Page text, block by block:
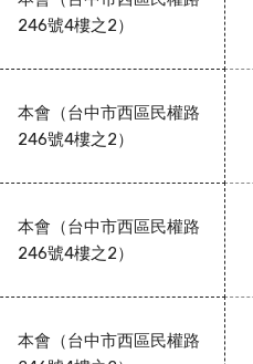
246號4樓之2）
本會（台中市西區民權路
246號4樓之2）
本會（台中市西區民權路
246號4樓之2）
本會（台中市西區民權路